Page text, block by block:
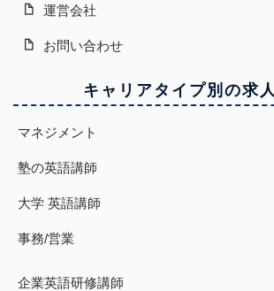
運営会社
お問い合わせ
キャリアタイプ別の求
マネジメント
塾の英語講師
大学 英語講師
事務/営業
企業英語研修講師